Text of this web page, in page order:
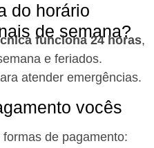
do horário
de semana?
funciona 24 horas,
e feriados.
atender emergências.
vocês
de pagamento: